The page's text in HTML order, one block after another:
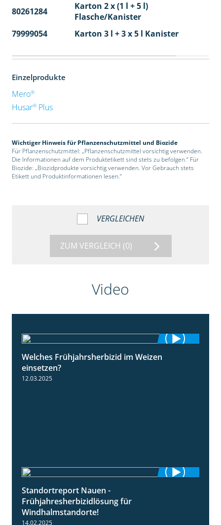
80261284
Karton 2 x (1 l + 5 l)
Flasche/Kanister
79999054 Karton 3 l + 3 x 5 l Kanister
Einzelprodukte
Mero®
Husar®Plus
Wichtiger Hinweis für Pflanzenschutzmittel und Biozide
Für Pflanzenschutzmittel: „Pflanzenschutzmittel vorsichtig verwenden.
Die Informationen auf dem Produktetikett sind stets zu befolgen.“ Für
Biozide: „Biozidprodukte vorsichtig verwenden. Vor Gebrauch stets
Etikett und Produktinformationen lesen.“
VERGLEICHEN
ZUM VERGLEICH (0)
Video
Welches Frühjahrsherbizid im Weizen
einsetzen?
12.03.2025
Standortreport Nauen -
Frühjahresherbizidlösung für
Windhalmstandorte!
14.02.2025